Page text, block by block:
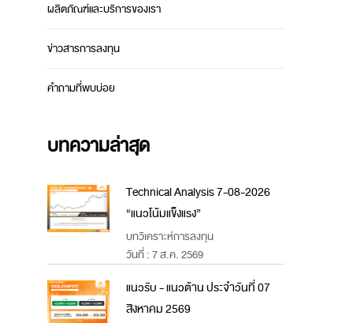
ผลิตภัณฑ์และบริการของเรา
ข่าวสารการลงทุน
คำถามที่พบบ่อย
บทความล่าสุด
Technical Analysis 7-08-2026
“แนวโน้มแข็งแรง”
บทวิเคราะห์การลงทุน
วันที่ : 7 ส.ค. 2569
แนวรับ - แนวต้าน ประจำวันที่ 07
สิงหาคม 2569